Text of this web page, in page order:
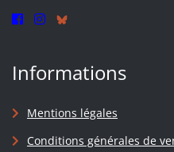
Informations
Mentions légales
Conditions générales de